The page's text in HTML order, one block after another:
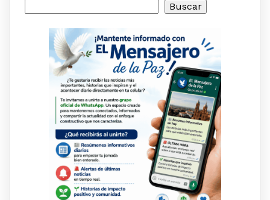
Buscar